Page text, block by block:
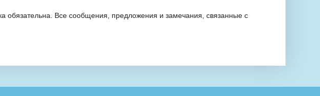
обязательна. Все сообщения, предложения и замечания, связанные с